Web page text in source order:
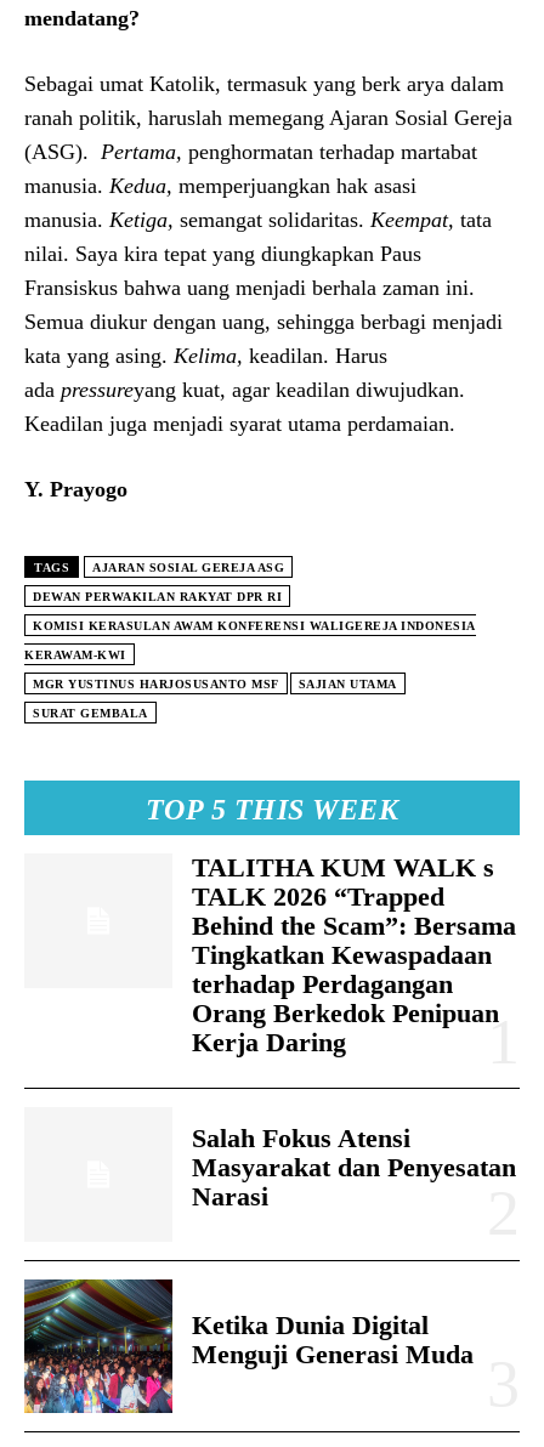
TOP 5 THIS WEEK
TALITHA KUM WALK s
TALK 2026 “Trapped
Behind the Scam”: Bersama
Tingkatkan Kewaspadaan
terhadap Perdagangan
Orang Berkedok Penipuan
Kerja Daring
Salah Fokus Atensi
Masyarakat dan Penyesatan
Narasi
Ketika Dunia Digital
Menguji Generasi Muda
mendatang?
Sebagai umat Katolik, termasuk yang berk arya dalam
ranah politik, haruslah memegang Ajaran Sosial Gereja
(ASG). Pertama, penghormatan terhadap martabat
manusia. Kedua, memperjuangkan hak asasi
manusia. Ketiga, semangat solidaritas. Keempat, tata
nilai. Saya kira tepat yang diungkapkan Paus
Fransiskus bahwa uang menjadi berhala zaman ini.
Semua diukur dengan uang, sehingga berbagi menjadi
kata yang asing. Kelima, keadilan. Harus
ada pressureyang kuat, agar keadilan diwujudkan.
Keadilan juga menjadi syarat utama perdamaian.
Y. Prayogo
TAGS AJARAN SOSIAL GEREJA ASG
DEWAN PERWAKILAN RAKYAT DPR RI
KOMISI KERASULAN AWAM KONFERENSI WALIGEREJA INDONESIA
KERAWAM-KWI
MGR YUSTINUS HARJOSUSANTO MSF SAJIAN UTAMA
SURAT GEMBALA